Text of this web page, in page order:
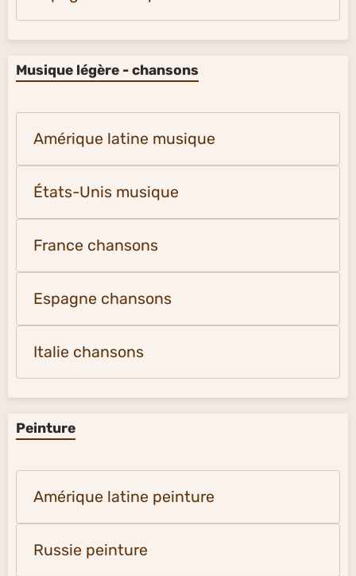
Musique légère - chansons
Amérique latine musique
États-Unis musique
France chansons
Espagne chansons
Italie chansons
Peinture
Amérique latine peinture
Russie peinture